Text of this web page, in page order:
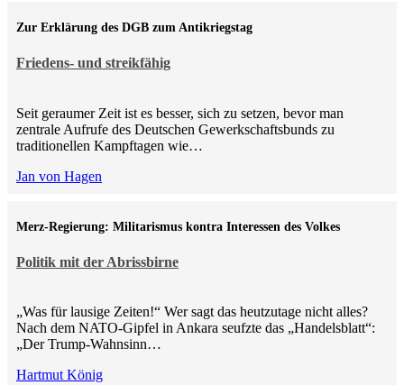
Friedens- und streikfähig
Zur Erklärung des DGB zum Antikriegstag
Seit geraumer Zeit ist es besser, sich zu setzen, bevor man
zentrale Aufrufe des Deutschen Gewerkschaftsbunds zu
traditionellen Kampftagen wie…
Jan von Hagen
Politik mit der Abrissbirne
Merz-Regierung: Militarismus kontra Inte­ressen des Volkes
„Was für lausige Zeiten!“ Wer sagt das heutzutage nicht alles?
Nach dem NATO-Gipfel in Ankara seufzte das „Handelsblatt“:
„Der Trump-Wahnsinn…
Hartmut König